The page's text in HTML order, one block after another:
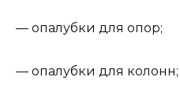
— опалубки для опор;
— опалубки для колонн;